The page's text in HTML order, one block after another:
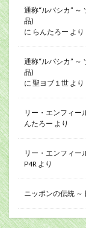
通称“ルバシカ”
品)
に らんたろー より
通称“ルバシカ”
品)
に 聖ヨブ１世 より
リー・エンフィー
んたろー より
リー・エンフィー
P4R より
ニッポンの伝統 ～